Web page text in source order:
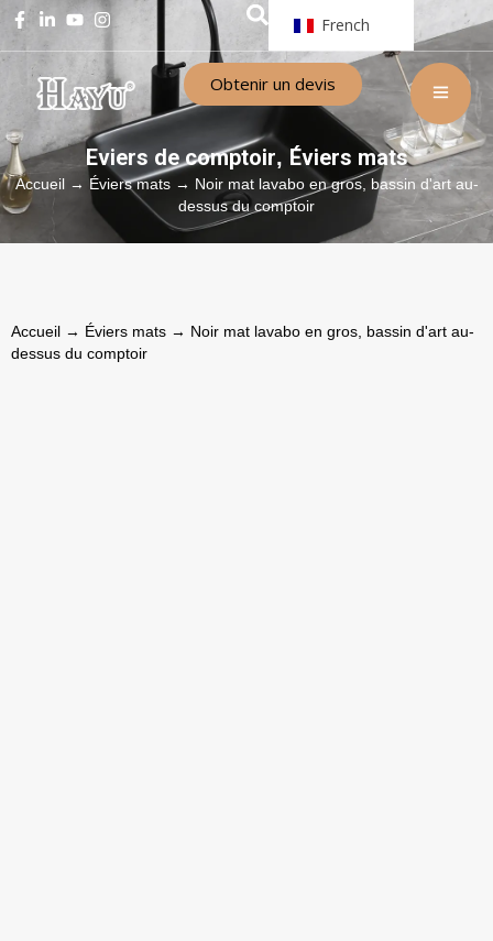
French
Obtenir un devis
Eviers de comptoir, Éviers mats
Accueil→ Éviers mats→ Noir mat lavabo en gros, bassin d'art au-
dessus du comptoir
Accueil → Éviers mats → Noir mat lavabo en gros, bassin d'art au-
dessus du comptoir